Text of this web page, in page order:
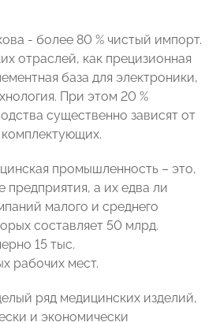
- более 80 % чистый импорт.
отраслей, как прецизионная
база для электроники,
При этом 20 %
существенно зависят от
промышленность – это,
а их едва ли
малого и среднего
составляет 50 млрд.
15 тыс.
рабочих мест.
ряд медицинских изделий,
и экономически